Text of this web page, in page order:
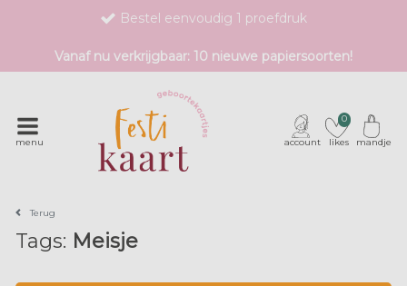
Bestel eenvoudig 1 proefdruk
Vanaf nu verkrijgbaar: 10 nieuwe papiersoorten!
menu account likes
0
mandje
Terug
Tags: Meisje